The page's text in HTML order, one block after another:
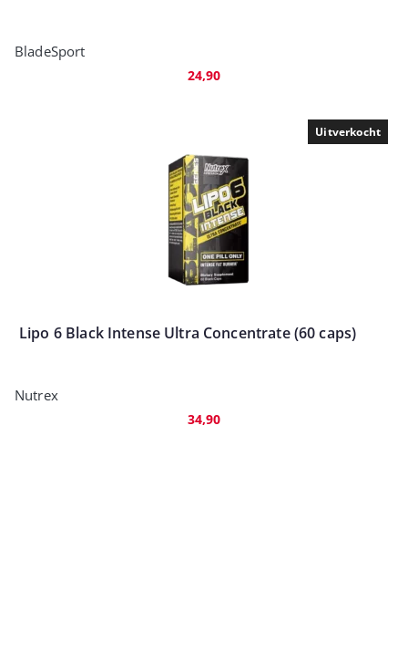
BladeSport
24,90
Uitverkocht
Lipo 6 Black Intense Ultra Concentrate (60 caps)
Nutrex
34,90